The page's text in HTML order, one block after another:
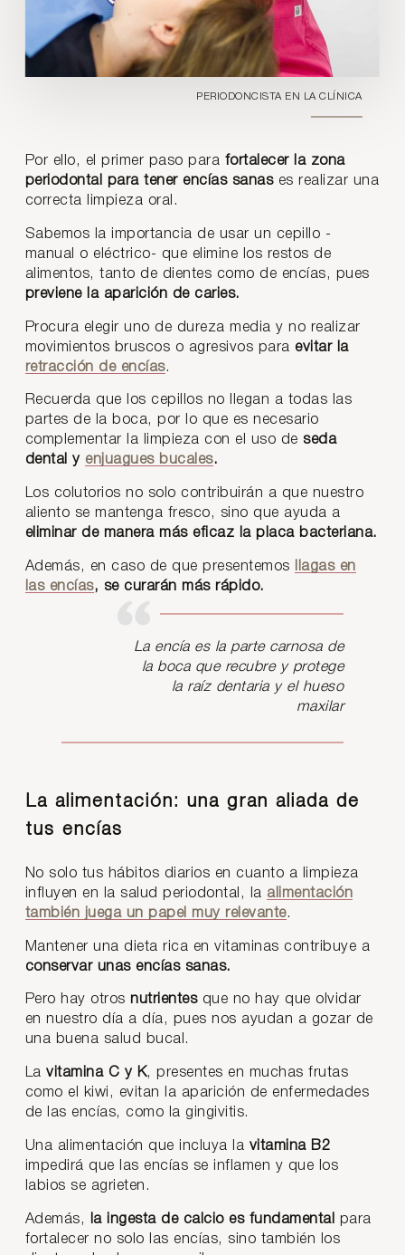
PERIODONCISTA EN LA CLÍNICA
Por ello, el primer paso para fortalecer la zona
periodontal para tener encías sanases realizar una
correcta limpieza oral.
Sabemos la importancia de usar un cepillo -
manual o eléctrico- que elimine los restos de
alimentos, tanto de dientes como de encías, pues
previene la aparición de caries.
Procura elegir uno de dureza media y no realizar
movimientos bruscos o agresivos para evitar la
retracción de encías.
Recuerda que los cepillos no llegan a todas las
partes de la boca, por lo que es necesario
complementar la limpieza con el uso de seda
dental y enjuagues bucales.
Los colutorios no solo contribuirán a que nuestro
aliento se mantenga fresco, sino que ayuda a
eliminar de manera más eficaz la placa bacteriana.
Además, en caso de que presentemos
llagas en
las encías, se curarán más rápido.
La encía es la parte carnosa de
la boca que recubre y protege
la raíz dentaria y el hueso
maxilar
La alimentación: una gran aliada de
tus encías
No solo tus hábitos diarios en cuanto a limpieza
influyen en la salud periodontal, la alimentación
también juega un papel muy relevante.
Mantener una dieta rica en vitaminas contribuye a
conservar unas encías sanas.
Pero hay otros nutrientes que no hay que olvidar
en nuestro día a día, pues nos ayudan a gozar de
una buena salud bucal.
Lavitamina C y K, presentes en muchas frutas
como el kiwi, evitan la aparición de enfermedades
de las encías, como la gingivitis.
Una alimentación que incluya la vitamina B2
impedirá que las encías se inflamen y que los
labios se agrieten.
Además, la ingesta de calcio es fundamental para
fortalecer no solo las encías, sino también los